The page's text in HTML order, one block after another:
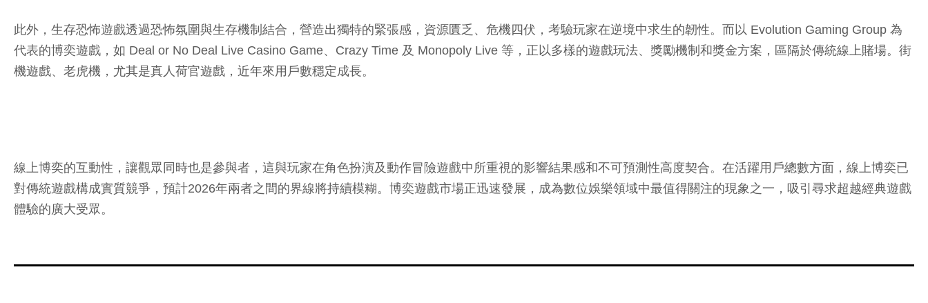
此外，生存恐怖遊戲透過恐怖氛圍與生存機制結合，營造出獨特的緊張感，資源匱乏、危機四伏，考驗玩家在逆境中求生的韌性。而以 Evolution Gaming Group 為
代表的博奕遊戲，如 Deal or No Deal Live Casino Game、Crazy Time 及 Monopoly Live 等，正以多樣的遊戲玩法、獎勵機制和獎金方案，區隔於傳統線上賭場。街
機遊戲、老虎機，尤其是真人荷官遊戲，近年來用戶數穩定成長。
線上博奕的互動性，讓觀眾同時也是參與者，這與玩家在角色扮演及動作冒險遊戲中所重視的影響結果感和不可預測性高度契合。在活躍用戶總數方面，線上博奕已
對傳統遊戲構成實質競爭，預計2026年兩者之間的界線將持續模糊。博奕遊戲市場正迅速發展，成為數位娛樂領域中最值得關注的現象之一，吸引尋求超越經典遊戲
體驗的廣大受眾。